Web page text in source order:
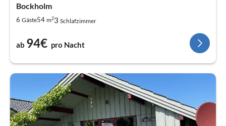
Bockholm
6 Gäste54 m23 Schlafzimmer
ab 94€ pro Nacht